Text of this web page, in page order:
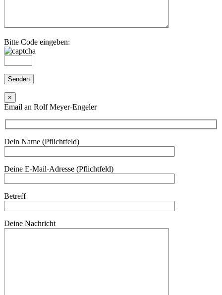
Bitte Code eingeben:
×
Email an Rolf Meyer-Engeler
Dein Name (Pflichtfeld)
Deine E-Mail-Adresse (Pflichtfeld)
Betreff
Deine Nachricht